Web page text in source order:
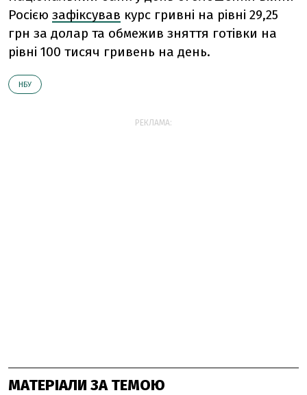
Росією зафіксував курс гривні на рівні 29,25
грн за долар та обмежив зняття готівки на
рівні 100 тисяч гривень на день.
НБУ
РЕКЛАМА:
МАТЕРІАЛИ ЗА ТЕМОЮ